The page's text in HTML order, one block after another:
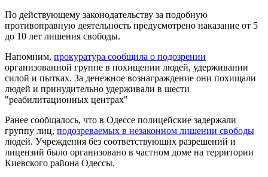
По действующему законодательству за подобную ​​
противоправную деятельность предусмотрено наказание от 5
до 10 лет лишения свободы.
Напомним, прокуратура сообщила о подозрении
организованной группе в похищении людей, удерживании
силой и пытках. За денежное вознаграждение они похищали
людей и принудительно удерживали в шести
"реабилитационных центрах"
Ранее сообщалось, что в Одессе полицейские задержали
группу лиц, подозреваемых в незаконном лишении свободы
людей. Учреждения без соответствующих разрешений и
лицензий было организовано в частном доме на территории
Киевского района Одессы.